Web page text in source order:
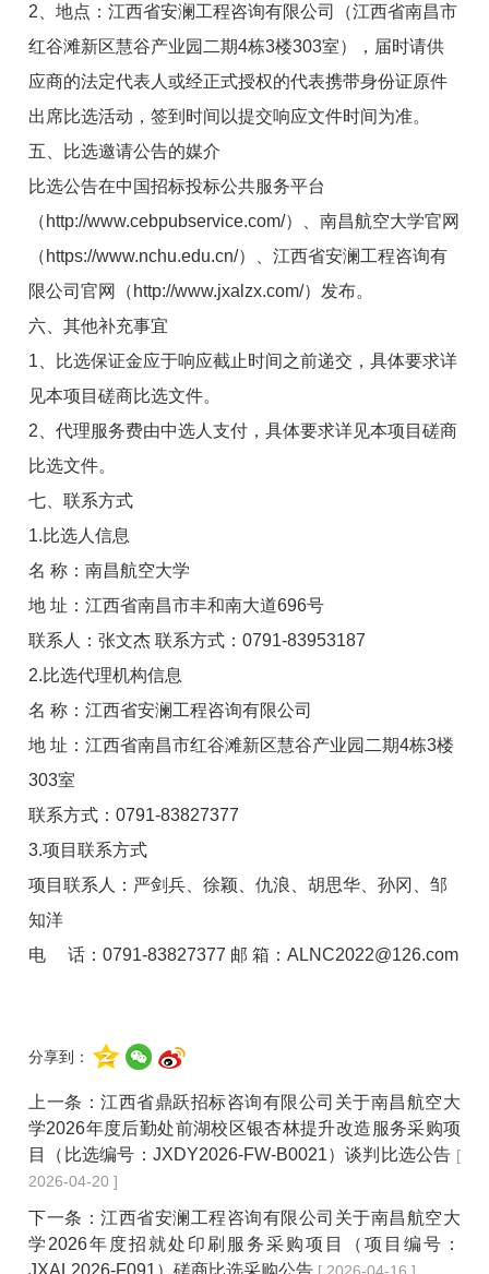
2、地点：江西省安澜工程咨询有限公司
（江西省南昌市
红谷滩新区慧谷产业园二期4栋3楼303室），届时请供
应商的法定代表人或经正式授权的代表携带身份证原件
出席比选活动，签到时间以提交响应文件时间为准。
五
比选邀请公告的媒介
比选公告在中国招标投标公共服务平台
（http://www.cebpubservice.com/）、南昌航空大学官网
（https://www.nchu.edu.cn/）、江西省安澜工程咨询有
限公司官网（http://www.jxalzx.com/）发布。
六、其他补充事宜
1、比选保证金应于响应截止时间之前递交，具体要求详
见本项目磋商比选文件。
2、代理服务费由中选人支付，具体要求详见本项目磋商
比选文件。
七、联系方式
1.比选人信息
名 称：南昌航空大学
地 址：江西省南昌市丰和南大道696号
联系人：张文杰 联系方式：0791-83953187
2.比选代理机构信息
名 称：江西省安澜工程咨询有限公司
地 址：江西省南昌市红谷滩新区慧谷产业园二期4栋3楼
303室
联系方式：0791-83827377
3.项目联系方式
项目联系人：严剑兵、徐颖、仇浪、胡思华、孙冈、邹
知洋
电 话：0791-83827377 邮 箱：ALNC2022@126.com
分享到：
上一条：江西省鼎跃招标咨询有限公司关于南昌航空大
学2026年度后勤处前湖校区银杏林提升改造服务采购项
目（比选编号：JXDY2026-FW-B0021）谈判比选公告 [
2026-04-20 ]
下一条：江西省安澜工程咨询有限公司关于南昌航空大
学2026年度招就处印刷服务采购项目（项目编号：
JXAL2026-F091）磋商比选采购公告 [ 2026-04-16 ]